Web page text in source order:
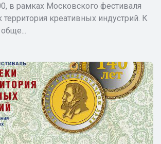
в рамках Московского фестиваля
территория креативных индустрий. К